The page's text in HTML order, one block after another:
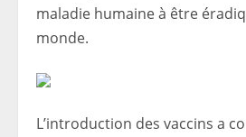
maladie humaine à être
monde.
L’introduction des vaccins a